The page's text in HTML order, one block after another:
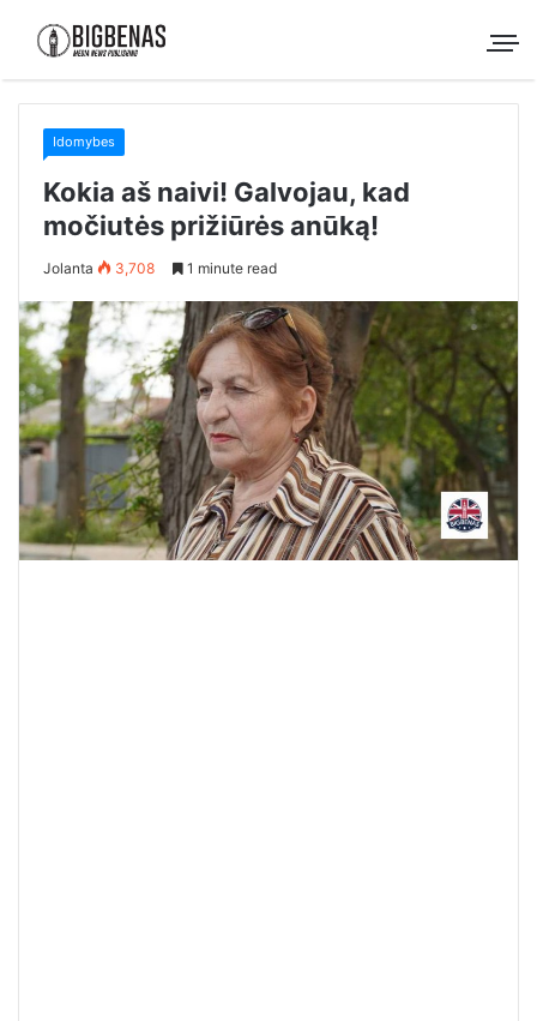
Idomybes
Kokia aš naivi! Galvojau, kad
močiutės prižiūrės anūką!
Jolanta 3,708 1 minute read